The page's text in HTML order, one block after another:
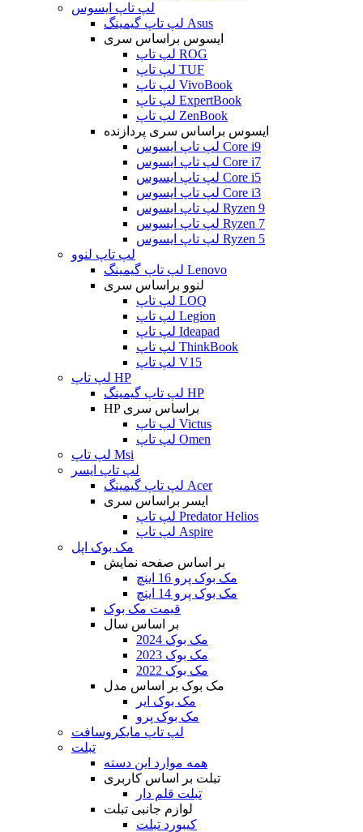
لپ تاپ ایسوس
لپ تاپ گیمینگ Asus
ایسوس براساس سری
لپ تاپ ROG
لپ تاپ TUF
لپ تاپ VivoBook
لپ تاپ ExpertBook
لپ تاپ ZenBook
ایسوس براساس سری پردازنده
لپ تاپ ایسوس Core i9
لپ تاپ ایسوس Core i7
لپ تاپ ایسوس Core i5
لپ تاپ ایسوس Core i3
لپ تاپ ایسوس Ryzen 9
لپ تاپ ایسوس Ryzen 7
لپ تاپ ایسوس Ryzen 5
لپ تاپ لنوو
لپ تاپ گیمینگ Lenovo
لنوو براساس سری
لپ تاپ LOQ
لپ تاپ Legion
لپ تاپ Ideapad
لپ تاپ ThinkBook
لپ تاپ V15
لپ تاپ HP
لپ تاپ گیمینگ HP
HP براساس سری
لپ تاپ Victus
لپ تاپ Omen
لپ تاپ Msi
لپ تاپ ایسر
لپ تاپ گیمینگ Acer
ایسر براساس سری
لپ تاپ Predator Helios
لپ تاپ Aspire
مک بوک اپل
بر اساس صفحه نمایش
مک بوک پرو 16 اینچ
مک بوک پرو 14 اینچ
قیمت مک بوک
بر اساس سال
مک بوک 2024
مک بوک 2023
مک بوک 2022
مک بوک بر اساس مدل
مک بوک ایر
مک بوک پرو
لپ تاپ مایکروسافت
تبلت
همه موارد این دسته
تبلت بر اساس کاربری
تبلت قلم دار
لوازم جانبی تبلت
کیبورد تبلت